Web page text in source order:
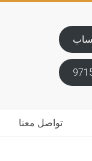
تواصل معنا